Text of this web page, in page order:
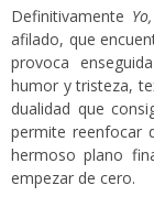
Definitivamente
afilado, que
provoca
humor y tristeza,
dualidad que
permite reenfocar
hermoso plano
empezar de cero.